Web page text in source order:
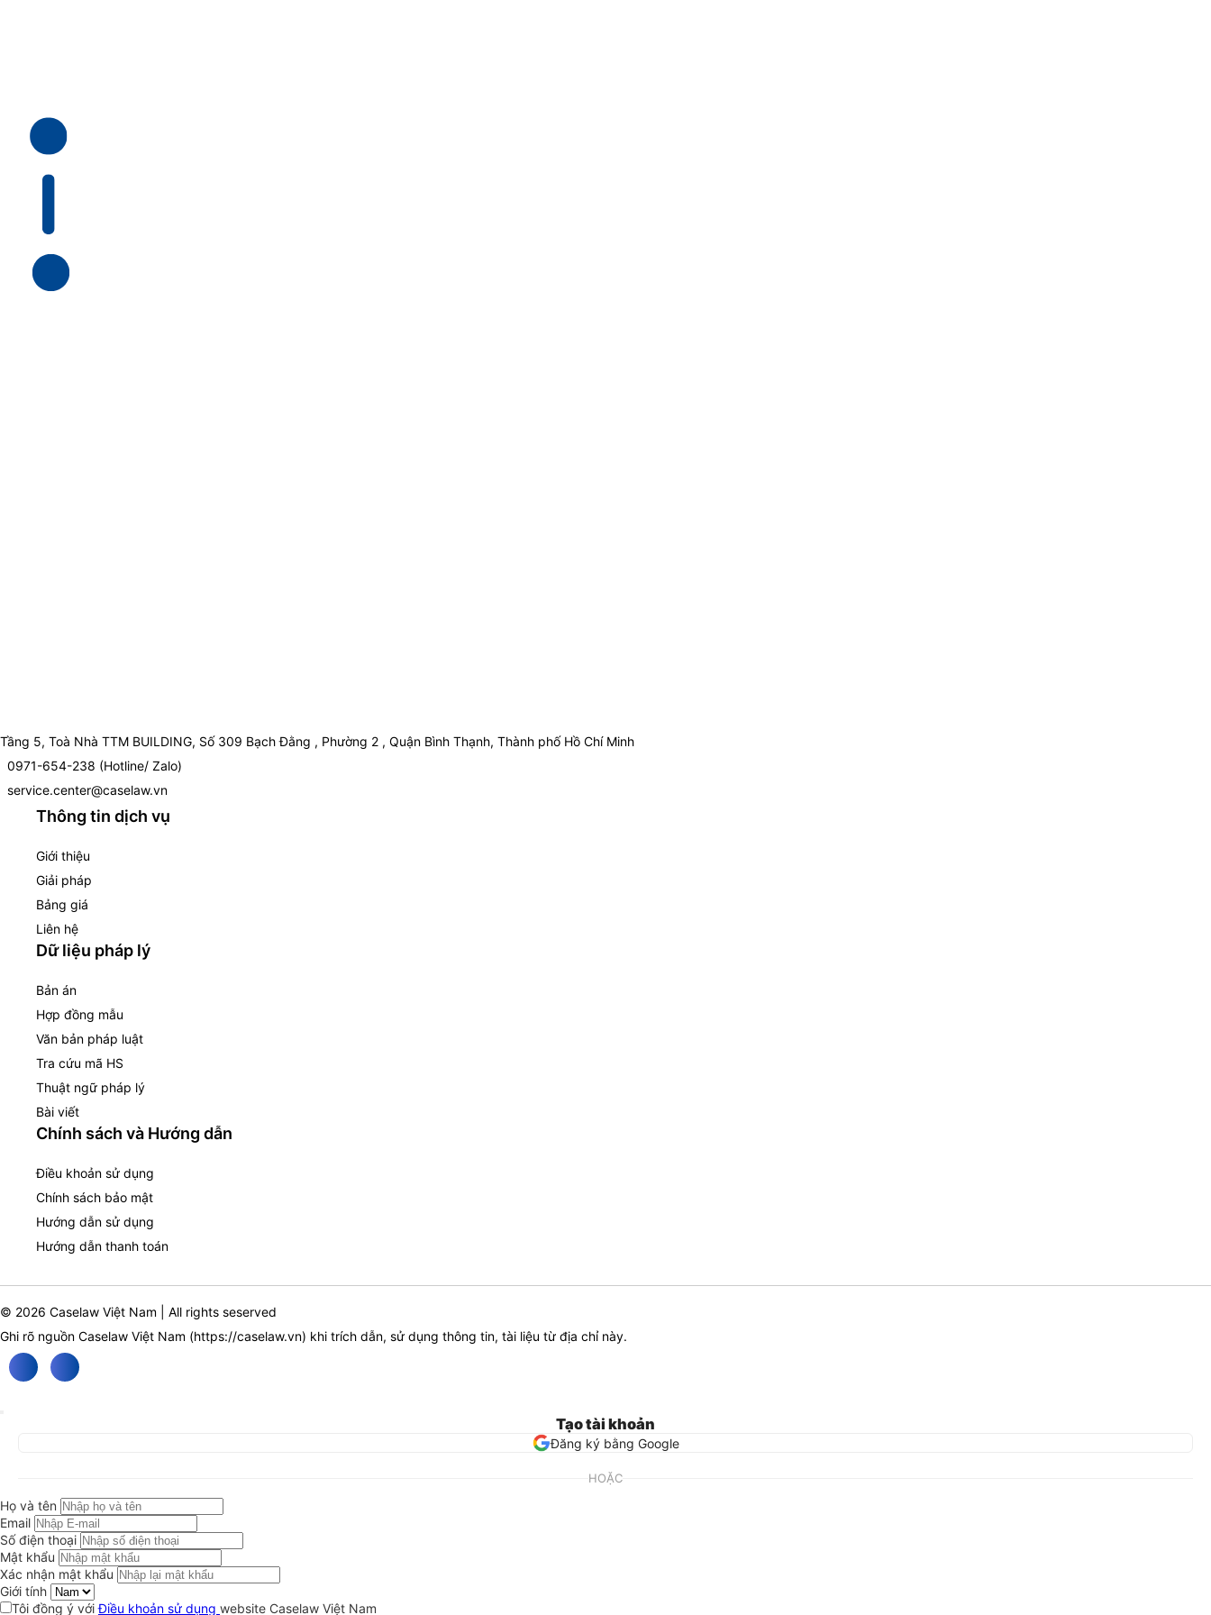
Tầng 5, Toà Nhà TTM BUILDING, Số 309 Bạch Đằng , Phường 2 , Quận Bình Thạnh, Thành phố Hồ Chí Minh
0971-654-238 (Hotline/ Zalo)
service.center@caselaw.vn
Thông tin dịch vụ
Giới thiệu
Giải pháp
Bảng giá
Liên hệ
Dữ liệu pháp lý
Bản án
Hợp đồng mẫu
Văn bản pháp luật
Tra cứu mã HS
Thuật ngữ pháp lý
Bài viết
Chính sách và Hướng dẫn
Điều khoản sử dụng
Chính sách bảo mật
Hướng dẫn sử dụng
Hướng dẫn thanh toán
© 2026 Caselaw Việt Nam | All rights seserved
Ghi rõ nguồn Caselaw Việt Nam (https://caselaw.vn) khi trích dẫn, sử dụng thông tin, tài liệu từ địa chỉ này.
Tạo tài khoản
Đăng ký bằng Google
HOẶC
Họ và tên
Email
Số điện thoại
Mật khẩu
Xác nhận mật khẩu
Giới tính
Tôi đồng ý vớiĐiều khoản sử dụng website Caselaw Việt Nam